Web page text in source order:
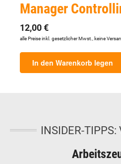
Manager
12,00 €
alle Preise inkl. gesetzlicher Mwst., keine
In den Warenkorb legen
INSIDER-TIPPS: